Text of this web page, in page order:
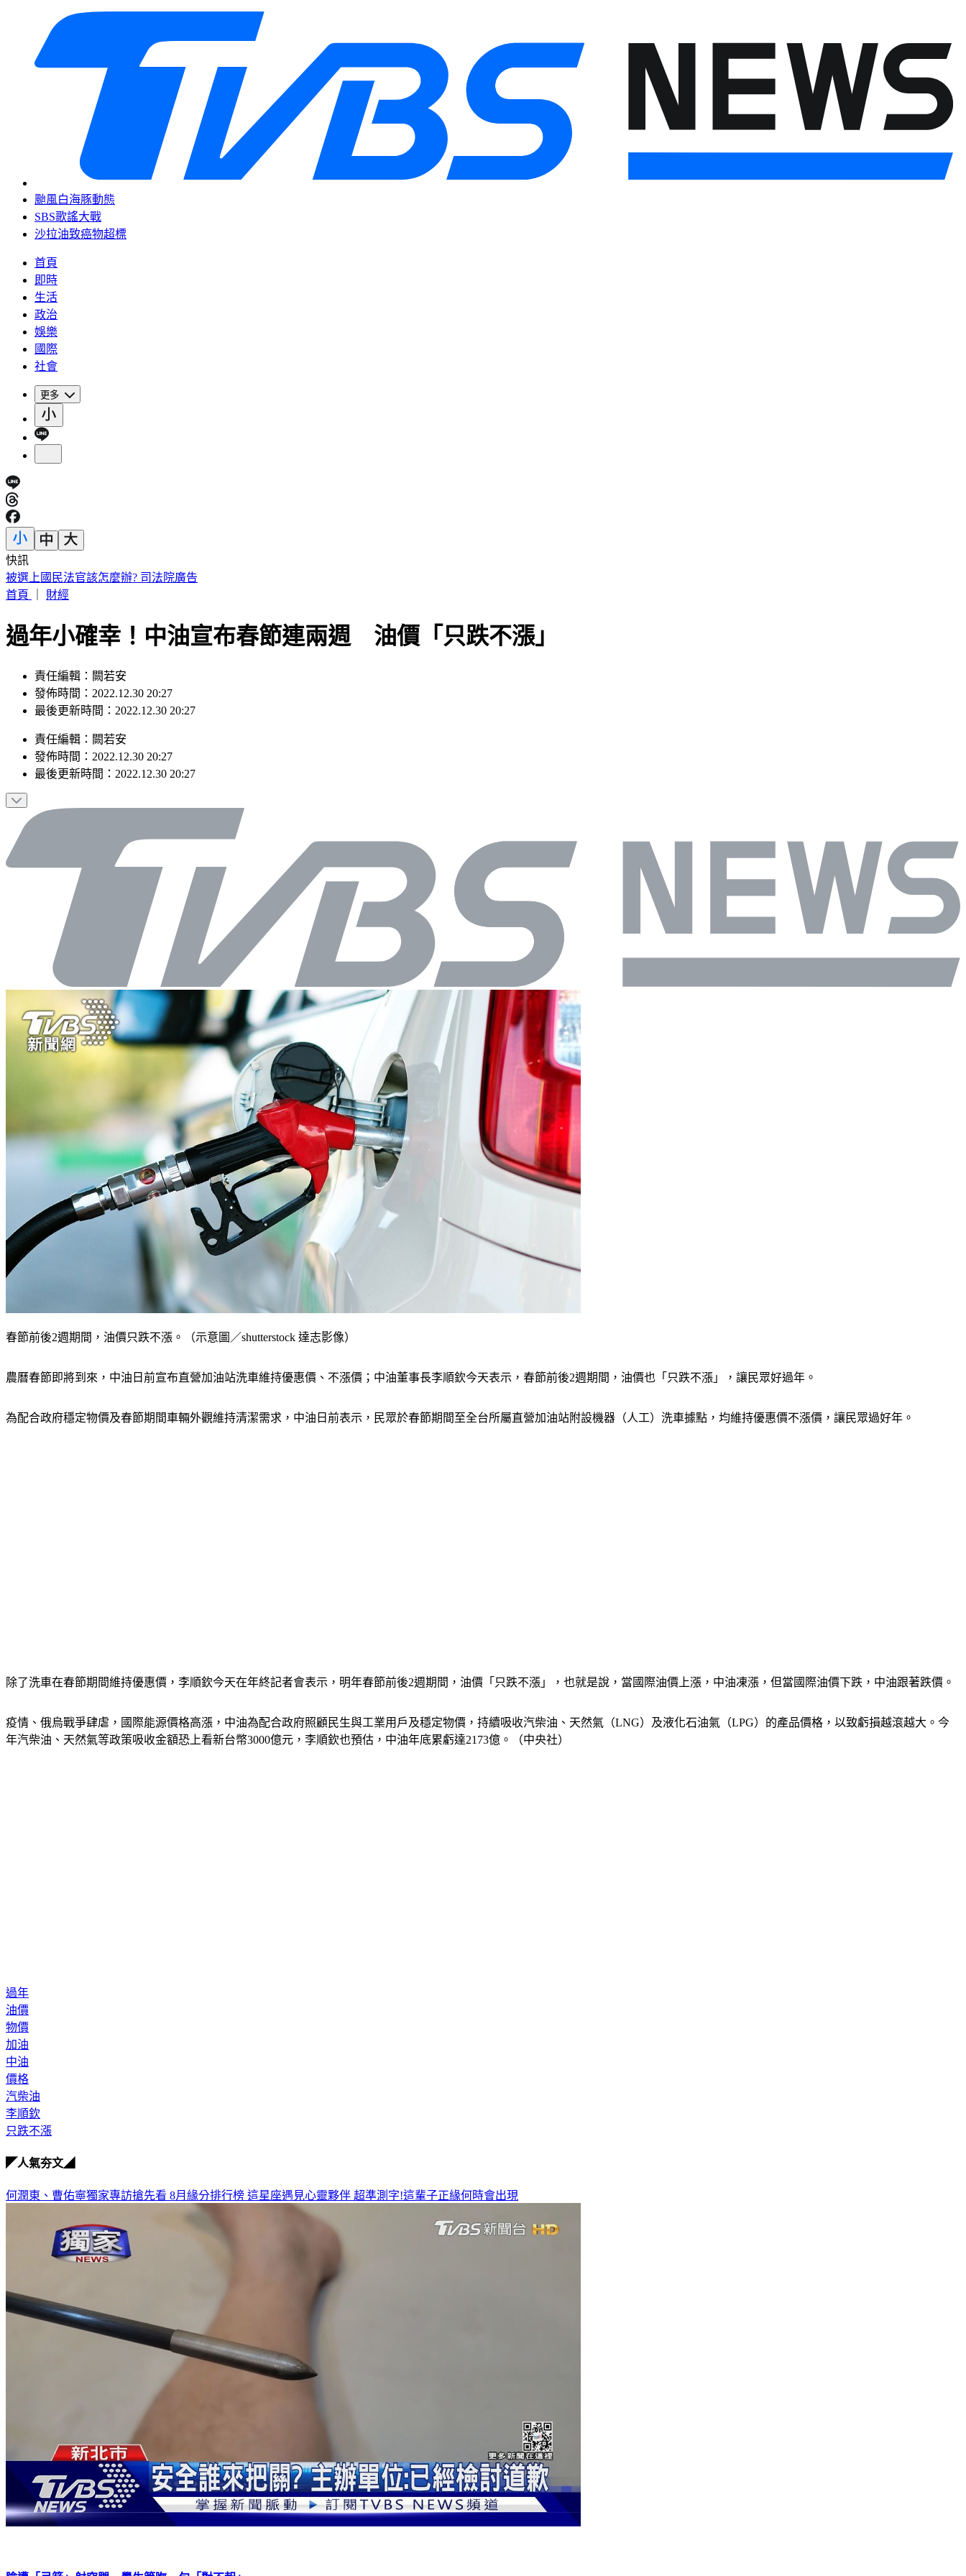
颱風白海豚動態
SBS歌謠大戰
沙拉油致癌物超標
首頁
即時
生活
政治
娛樂
國際
社會
更多
快訊
被選上國民法官該怎麼辦? 司法院廣告
首頁
財經
過年小確幸！中油宣布春節連兩週 油價「只跌不漲」
責任編輯：闕若安
發佈時間：2022.12.30 20:27
最後更新時間：2022.12.30 20:27
責任編輯 ： 闕若安
發佈時間： 2022.12.30 20:27
最後更新時間： 2022.12.30 20:27
春節前後2週期間，油價只跌不漲。（示意圖／shutterstock 達志影像）
農曆春節即將到來，中油日前宣布直營加油站洗車維持優惠價、不漲價；中油董事長李順欽今天表示，春節前後2週期間，油價也「只跌不漲」，讓民眾好過年。
為配合政府穩定物價及春節期間車輛外觀維持清潔需求，中油日前表示，民眾於春節期間至全台所屬直營加油站附設機器（人工）洗車據點，均維持優惠價不漲價，讓民眾過好年。
除了洗車在春節期間維持優惠價，李順欽今天在年終記者會表示，明年春節前後2週期間，油價「只跌不漲」，也就是說，當國際油價上漲，中油凍漲，但當國際油價下跌，中油跟著跌價。
疫情、俄烏戰爭肆虐，國際能源價格高漲，中油為配合政府照顧民生與工業用戶及穩定物價，持續吸收汽柴油、天然氣（LNG）及液化石油氣（LPG）的產品價格，以致虧損越滾越大。今
年汽柴油、天然氣等政策吸收金額恐上看新台幣3000億元，李順欽也預估，中油年底累虧達2173億。（中央社）
過年
油價
物價
加油
中油
價格
汽柴油
李順欽
只跌不漲
◤人氣夯文◢
何潤東、曹佑寧獨家專訪搶先看 8月緣分排行榜 這星座遇見心靈夥伴 超準測字!這輩子正緣何時會出現